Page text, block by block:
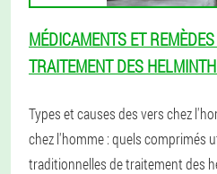
MÉDICAMENTS ET
TRAITEMENT DES
Types et causes des vers chez
chez l'homme : quels comprimés
traditionnelles de traitement des